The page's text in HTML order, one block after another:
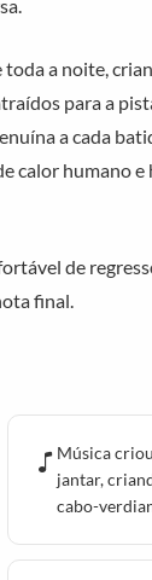
a noite,
para a
a cada
calor humano
de
final.
Música
jantar,
cabo-